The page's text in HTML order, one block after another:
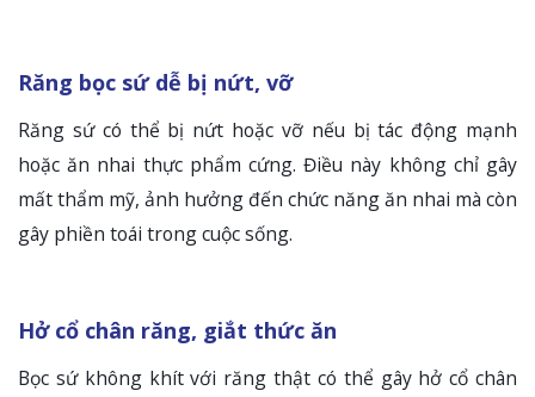
Răng bọc sứ dễ bị nứt, vỡ
Răng sứ có thể bị nứt hoặc vỡ nếu bị tác động mạnh
hoặc ăn nhai thực phẩm cứng. Điều này không chỉ gây
mất thẩm mỹ, ảnh hưởng đến chức năng ăn nhai mà còn
gây phiền toái trong cuộc sống.
Hở cổ chân răng, giắt thức ăn
Bọc sứ không khít với răng thật có thể gây hở cổ chân